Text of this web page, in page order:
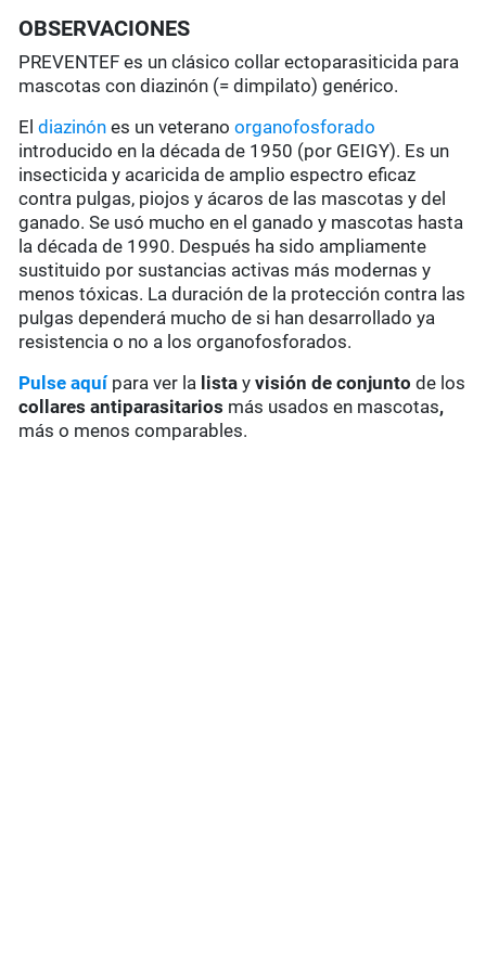
OBSERVACIONES
PREVENTEF es un clásico collar ectoparasiticida para
mascotas con diazinón (= dimpilato) genérico.
Eldiazinón es un veteranoorganofosforado
introducido en la década de 1950 (por GEIGY). Es un
insecticida y acaricida de amplio espectro eficaz
contra pulgas, piojos y ácaros de las mascotas y del
ganado. Se usó mucho en el ganado y mascotas hasta
la década de 1990. Después ha sido ampliamente
sustituido por sustancias activas más modernas y
menos tóxicas. La duración de la protección contra las
pulgas dependerá mucho de si han desarrollado ya
resistencia o no a los organofosforados.
Pulse aquípara ver la lista yvisión de conjunto de los
collares antiparasitarios más usados en mascotas,
más o menos comparables.